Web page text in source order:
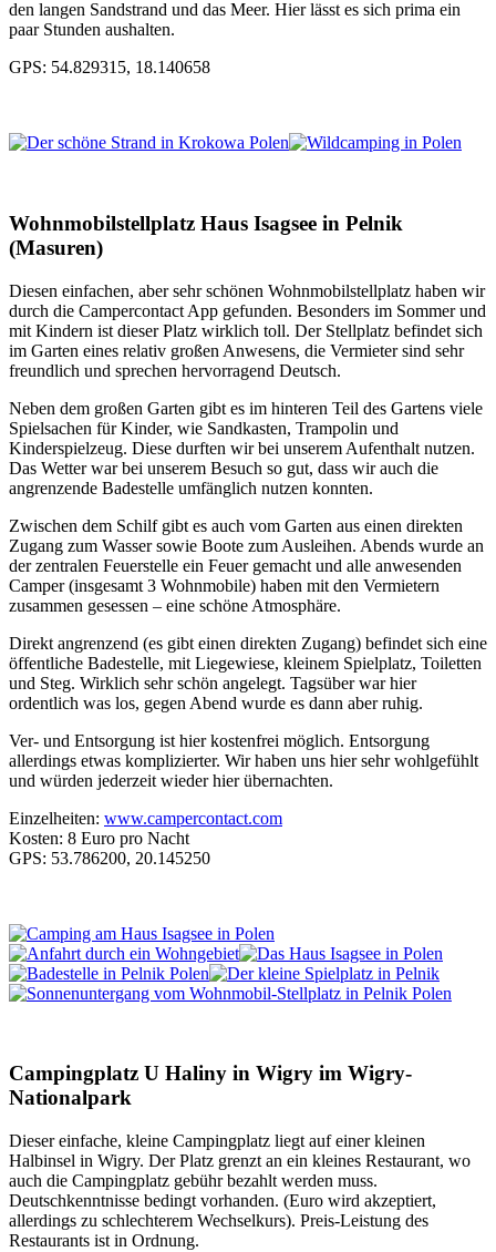
den langen Sandstrand und das Meer. Hier lässt es sich prima ein
paar Stunden aushalten.
GPS: 54.829315, 18.140658
Wohnmobilstellplatz Haus Isagsee in Pelnik
(Masuren)
Diesen einfachen, aber sehr schönen Wohnmobilstellplatz haben wir
durch die Campercontact App gefunden. Besonders im Sommer und
mit Kindern ist dieser Platz wirklich toll. Der Stellplatz befindet sich
im Garten eines relativ großen Anwesens, die Vermieter sind sehr
freundlich und sprechen hervorragend Deutsch.
Neben dem großen Garten gibt es im hinteren Teil des Gartens viele
Spielsachen für Kinder, wie Sandkasten, Trampolin und
Kinderspielzeug. Diese durften wir bei unserem Aufenthalt nutzen.
Das Wetter war bei unserem Besuch so gut, dass wir auch die
angrenzende Badestelle umfänglich nutzen konnten.
Zwischen dem Schilf gibt es auch vom Garten aus einen direkten
Zugang zum Wasser sowie Boote zum Ausleihen. Abends wurde an
der zentralen Feuerstelle ein Feuer gemacht und alle anwesenden
Camper (insgesamt 3 Wohnmobile) haben mit den Vermietern
zusammen gesessen – eine schöne Atmosphäre.
Direkt angrenzend (es gibt einen direkten Zugang) befindet sich eine
öffentliche Badestelle, mit Liegewiese, kleinem Spielplatz, Toiletten
und Steg. Wirklich sehr schön angelegt. Tagsüber war hier
ordentlich was los, gegen Abend wurde es dann aber ruhig.
Ver- und Entsorgung ist hier kostenfrei möglich. Entsorgung
allerdings etwas komplizierter. Wir haben uns hier sehr wohlgefühlt
und würden jederzeit wieder hier übernachten.
Einzelheiten: www.campercontact.com
Kosten: 8 Euro pro Nacht
GPS: 53.786200, 20.145250
Campingplatz U Haliny in Wigry im Wigry-
Nationalpark
Dieser einfache, kleine Campingplatz liegt auf einer kleinen
Halbinsel in Wigry. Der Platz grenzt an ein kleines Restaurant, wo
auch die Campingplatz gebühr bezahlt werden muss.
Deutschkenntnisse bedingt vorhanden. (Euro wird akzeptiert,
allerdings zu schlechterem Wechselkurs). Preis-Leistung des
Restaurants ist in Ordnung.